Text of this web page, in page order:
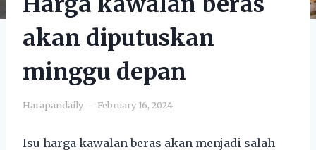
akan diputuskan
minggu depan
Harapandaily February 16, 2024
Isu harga kawalan beras akan menjadi salah